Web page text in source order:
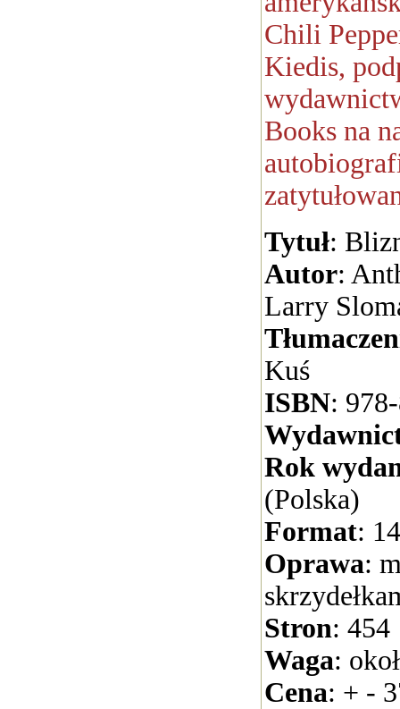
Chili
Kiedis,
Books na
Tytuł:
Autor:
Larry
Kuś
ISBN:
Rok
(Polska)
Format:
Oprawa:
Stron: 454
Waga:
Cena: + -